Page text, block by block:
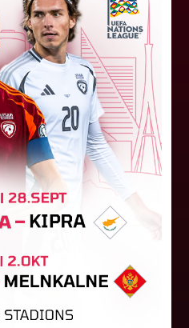
"LuckyBet" SFL
futbola līgas jūnija
FS "Metta" spēlētāja
tika noskaidrota
06. augusts 2026.